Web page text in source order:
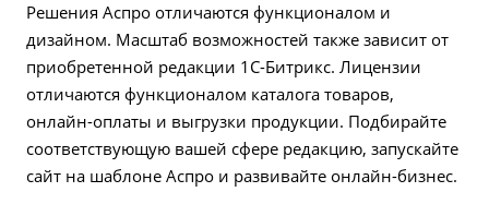
Решения Аспро отличаются функционалом и
дизайном. Масштаб возможностей также зависит от
приобретенной редакции 1С-Битрикс. Лицензии
отличаются функционалом каталога товаров,
онлайн-оплаты и выгрузки продукции. Подбирайте
соответствующую вашей сфере редакцию, запускайте
сайт на шаблоне Аспро и развивайте онлайн-бизнес.